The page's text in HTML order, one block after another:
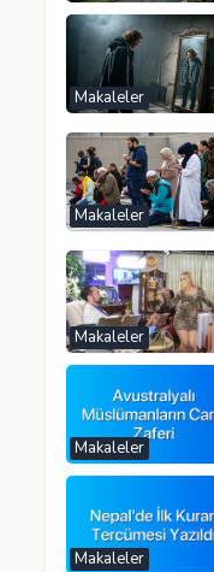
Makaleler
Makaleler
Makaleler
Makaleler
Makaleler